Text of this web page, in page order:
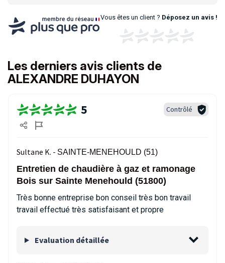
Vous êtes un client ? Déposez un avis !
Les derniers avis clients de
ALEXANDRE DUHAYON
5 Contrôlé
Sultane K. - SAINTE-MENEHOULD (51)
Entretien de chaudière à gaz et ramonage
Bois sur Sainte Menehould (51800)
Très bonne entreprise bon conseil très bon travail
travail effectué très satisfaisant et propre
Evaluation détaillée